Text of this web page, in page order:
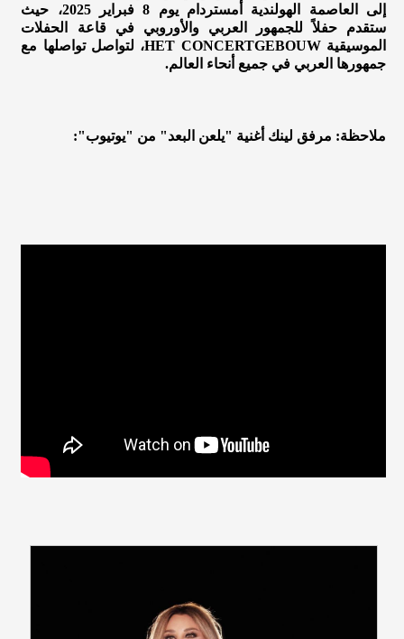
إلى العاصمة الهولندية أمستردام يوم 8 فبراير 2025، حيث
ستقدم حفلاً للجمهور العربي والأوروبي في قاعة الحفلات
الموسيقية HET CONCERTGEBOUW، لتواصل تواصلها مع
جمهورها العربي في جميع أنحاء العالم.
ملاحظة: مرفق لينك أغنية "يلعن البعد" من "يوتيوب":